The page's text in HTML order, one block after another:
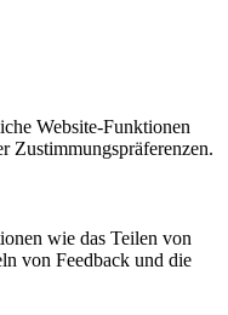
Website-Funktionen
Zustimmungspräferenzen.
wie das Teilen von
von Feedback und die